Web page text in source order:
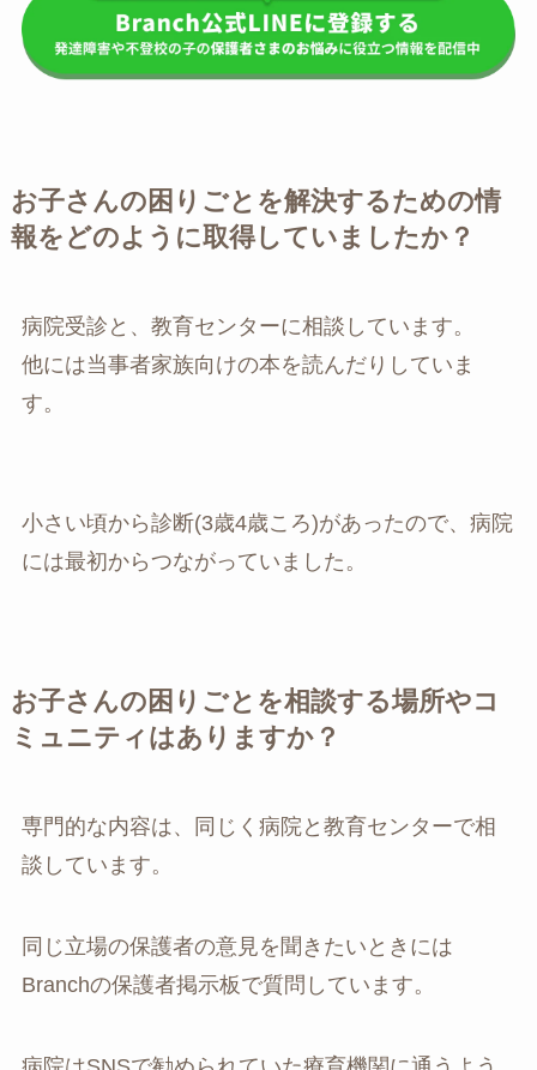
お子さんの困りごとを解決するための情
報をどのように取得していましたか？
病院受診と、教育センターに相談しています。
他には当事者家族向けの本を読んだりしていま
す。
小さい頃から診断(3歳4歳ころ)があったので、病院
には最初からつながっていました。
お子さんの困りごとを相談する場所やコ
ミュニティはありますか？
専門的な内容は、同じく病院と教育センターで相
談しています。
同じ立場の保護者の意見を聞きたいときには
Branchの保護者掲示板で質問しています。